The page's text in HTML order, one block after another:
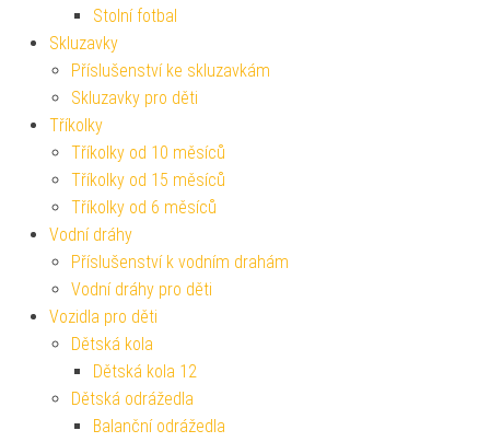
Stolní fotbal
Skluzavky
Příslušenství ke skluzavkám
Skluzavky pro děti
Tříkolky
Tříkolky od 10 měsíců
Tříkolky od 15 měsíců
Tříkolky od 6 měsíců
Vodní dráhy
Příslušenství k vodním drahám
Vodní dráhy pro děti
Vozidla pro děti
Dětská kola
Dětská kola 12
Dětská odrážedla
Balanční odrážedla